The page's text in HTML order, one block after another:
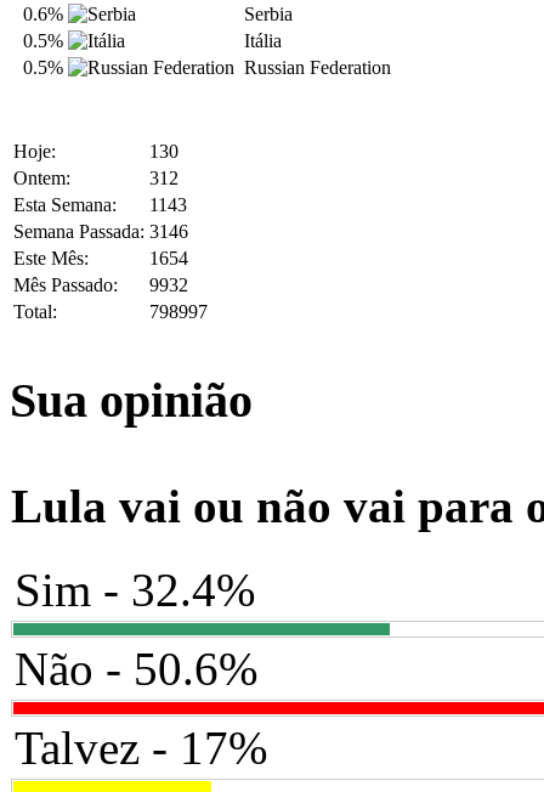
0.6%
Serbia
0.5%
Itália
0.5%
Russian Federation
Hoje:
130
Ontem:
312
Esta Semana:
1143
Semana Passada: 3146
Este Mês:
1654
Mês Passado:
9932
Total:
798997
Sua opinião
Lula vai ou não vai para
Sim - 32.4%
Não - 50.6%
Talvez - 17%